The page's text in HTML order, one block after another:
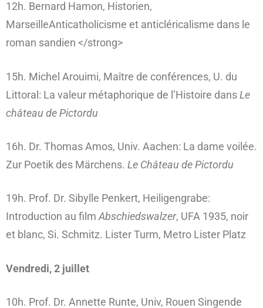
12h. Bernard Hamon, Historien,
MarseilleAnticatholicisme et anticléricalisme dans le
roman sandien </strong>
15h. Michel Arouimi, Maître de conférences, U. du
Littoral: La valeur métaphorique de l’Histoire dans Le
château de Pictordu
16h. Dr. Thomas Amos, Univ. Aachen: La dame voilée.
Zur Poetik des Märchens. Le Château de Pictordu
19h. Prof. Dr. Sibylle Penkert, Heiligengrabe:
Introduction au filmAbschiedswalzer, UFA 1935, noir
et blanc, Si. Schmitz. Lister Turm, Metro Lister Platz
Vendredi, 2 juillet
10h. Prof. Dr. Annette Runte, Univ, Rouen Singende